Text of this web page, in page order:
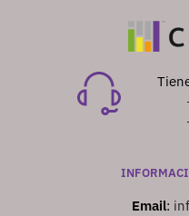
Email: